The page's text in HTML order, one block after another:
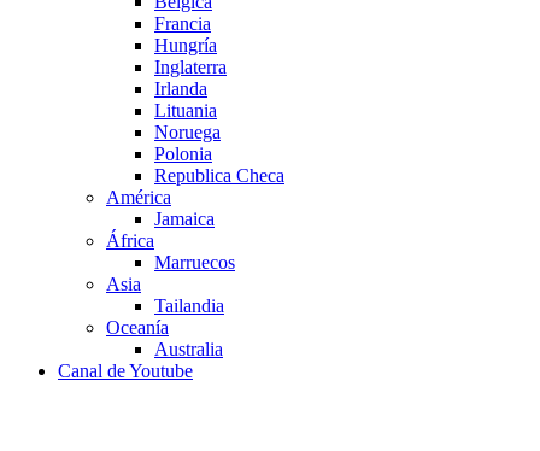
Francia
Hungría
Inglaterra
Irlanda
Lituania
Noruega
Polonia
Republica Checa
América
Jamaica
África
Marruecos
Asia
Tailandia
Oceanía
Australia
Canal de Youtube